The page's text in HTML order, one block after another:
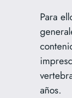
Para
años.